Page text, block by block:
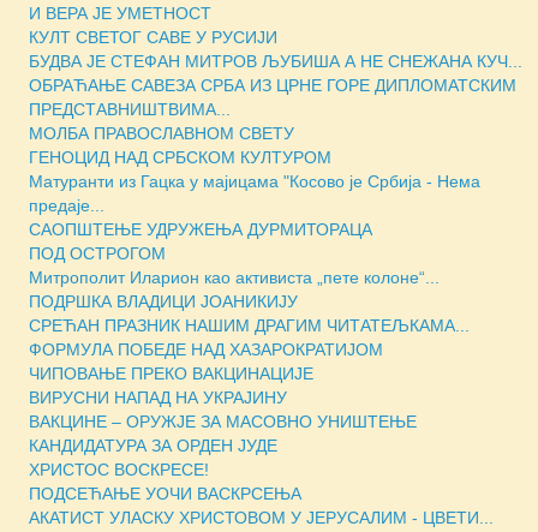
И ВЕРА ЈЕ УМЕТНОСТ
КУЛТ СВЕТОГ САВЕ У РУСИЈИ
БУДВА ЈЕ СТЕФАН МИТРОВ ЉУБИША А НЕ СНЕЖАНА КУЧ...
ОБРАЋАЊЕ САВЕЗА СРБА ИЗ ЦРНЕ ГОРЕ ДИПЛОМАТСКИМ
ПРЕДСТАВНИШТВИМА...
МОЛБА ПРАВОСЛАВНОМ СВЕТУ
ГЕНОЦИД НАД СРБСКОМ КУЛТУРОМ
Матуранти из Гацка у мајицама "Косово је Србија - Нема
предаје...
САОПШТЕЊЕ УДРУЖЕЊА ДУРМИТОРАЦА
ПОД ОСТРОГОМ
Митрополит Иларион као активиста „пете колоне“...
ПОДРШКА ВЛАДИЦИ ЈОАНИКИЈУ
СРЕЋАН ПРАЗНИК НАШИМ ДРАГИМ ЧИТАТЕЉКАМА...
ФОРМУЛА ПОБЕДЕ НАД ХАЗАРОКРАТИЈОМ
ЧИПОВАЊЕ ПРЕКО ВАКЦИНАЦИЈЕ
ВИРУСНИ НАПАД НА УКРАЈИНУ
ВАКЦИНЕ – ОРУЖЈЕ ЗА МАСOВНО УНИШТЕЊЕ
КАНДИДАТУРА ЗА ОРДЕН ЈУДЕ
ХРИСТОС ВОСКРЕСЕ!
ПОДСЕЋАЊЕ УОЧИ ВАСКРСЕЊА
АКАТИСТ УЛАСКУ ХРИСТОВОМ У ЈЕРУСАЛИМ - ЦВЕТИ...